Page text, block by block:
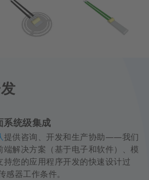
系统级集成
提供咨询、开发和生产协助——我们
端解决方案（基于电子和软件）、模
持您的应用程序开发的快速设计过
器工作条件。